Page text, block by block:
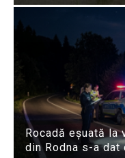
Rocadă eșuată la
din Rodna s-a